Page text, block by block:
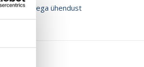
Võta meiega ühendust